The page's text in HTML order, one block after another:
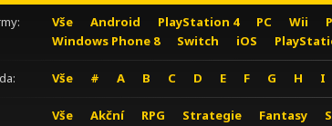
Vše Android PlayStation 4 PC Wii
Windows Phone 8
Switch iOS
Vše # A B C D E F G H I
Vše Akční RPG Strategie Fantasy